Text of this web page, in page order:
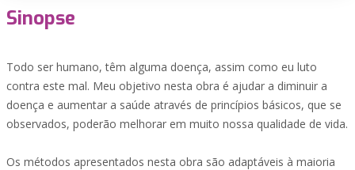
Sinopse
Todo ser humano, têm alguma doença, assim como eu luto
contra este mal. Meu objetivo nesta obra é ajudar a diminuir a
doença e aumentar a saúde através de princípios básicos, que se
observados, poderão melhorar em muito nossa qualidade de vida.
Os métodos apresentados nesta obra são adaptáveis à maioria